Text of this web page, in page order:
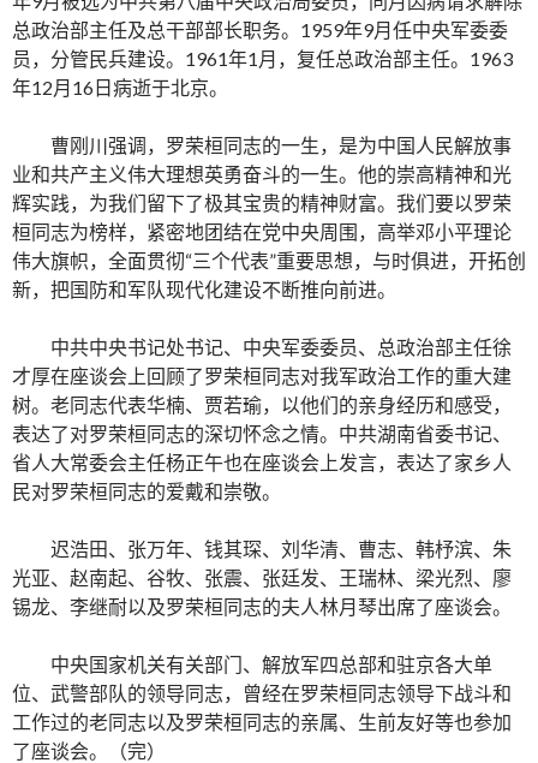
总政治部主任及总干部部长职务。1959年9月任中央军委委
员，分管民兵建设。1961年1月，复任总政治部主任。1963
年12月16日病逝于北京。
曹刚川强调，罗荣桓同志的一生，是为中国人民解放事
业和共产主义伟大理想英勇奋斗的一生。他的崇高精神和光
辉实践，为我们留下了极其宝贵的精神财富。我们要以罗荣
桓同志为榜样，紧密地团结在党中央周围，高举邓小平理论
伟大旗帜，全面贯彻“三个代表”重要思想，与时俱进，开拓创
新，把国防和军队现代化建设不断推向前进。
中共中央书记处书记、中央军委委员、总政治部主任徐
才厚在座谈会上回顾了罗荣桓同志对我军政治工作的重大建
树。老同志代表华楠、贾若瑜，以他们的亲身经历和感受，
表达了对罗荣桓同志的深切怀念之情。中共湖南省委书记、
省人大常委会主任杨正午也在座谈会上发言，表达了家乡人
民对罗荣桓同志的爱戴和崇敬。
迟浩田、张万年、钱其琛、刘华清、曹志、韩杼滨、朱
光亚、赵南起、谷牧、张震、张廷发、王瑞林、梁光烈、廖
锡龙、李继耐以及罗荣桓同志的夫人林月琴出席了座谈会。
中央国家机关有关部门、解放军四总部和驻京各大单
位、武警部队的领导同志，曾经在罗荣桓同志领导下战斗和
工作过的老同志以及罗荣桓同志的亲属、生前友好等也参加
了座谈会。（完）